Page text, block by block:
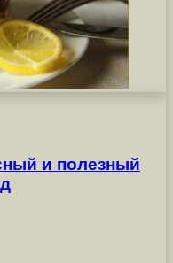
и полезный